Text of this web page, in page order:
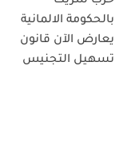
بالحكومة الالمانية
يعارض الآن قانون
تسهيل التجنيس